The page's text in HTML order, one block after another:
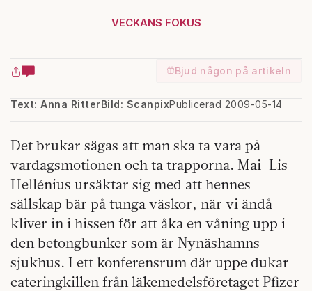
VECKANS FOKUS
Bjud någon på artikeln
Text: Anna Ritter Publicerad 2009-05-14
Bild: Scanpix
Det brukar sägas att man ska ta vara på
vardagsmotionen och ta trapporna. Mai-Lis
Hellénius ursäktar sig med att hennes
sällskap bär på tunga väskor, när vi ändå
kliver in i hissen för att åka en våning upp i
den betongbunker som är Nynäshamns
sjukhus. I ett konferensrum där uppe dukar
cateringkillen från läkemedelsföretaget Pfizer